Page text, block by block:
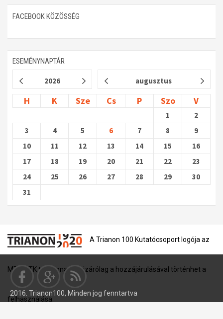
FACEBOOK KÖZÖSSÉG
ESEMÉNYNAPTÁR
2026 augusztus
H K Sze Cs P Szo V
1
2
3
4 5 6 7 8
9
10
11 12 13 14 15
16
17
18 19 20 21 22
23
24
25 26 27 28 29
30
31
A Trianon 100 Kutatócsoport logója az
MTA BTK tulajdona, és kizárólag a hozzájárulásával történhet a
felhasználása.
2016. Trianon100, Minden jog fenntartva